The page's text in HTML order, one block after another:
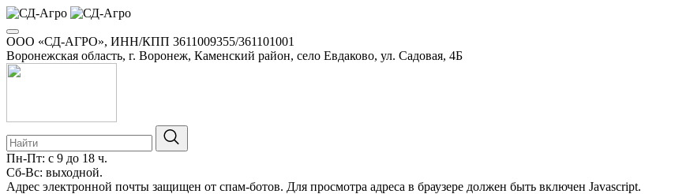
ООО «СД-АГРО», ИНН/КПП 3611009355/361101001
Воронежская область, г. Воронеж, Каменский район, село Евдаково, ул. Садовая, 4Б
Пн-Пт: с 9 до 18 ч.
Сб-Вс: выходной.
8-800-100-34-01